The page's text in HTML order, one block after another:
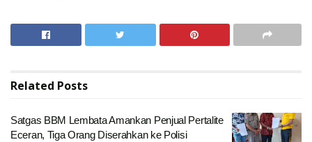
Related Posts
Satgas BBM Lembata Amankan Penjual Pertalite
Eceran, Tiga Orang Diserahkan ke Polisi